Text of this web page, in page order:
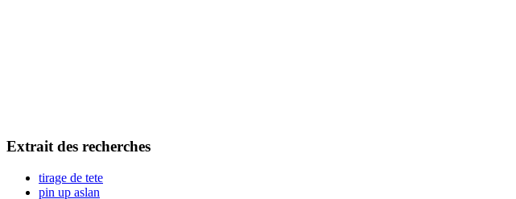
Extrait des recherches
tirage de tete
pin up aslan